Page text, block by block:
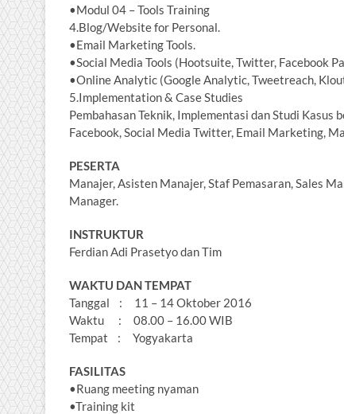
•Modul 04 – Tools Training
4.Blog/Website for Personal.
•Email Marketing Tools.
•Social Media Tools (Hootsuite, Twitter, Facebook
•Online Analytic (Google Analytic, Tweetreach,
5.Implementation & Case Studies
Pembahasan Teknik, Implementasi dan Studi
Facebook, Social Media Twitter, Email Marketing,
PESERTA
Manajer, Asisten Manajer, Staf Pemasaran, Sales
Manager.
INSTRUKTUR
Ferdian Adi Prasetyo dan Tim
WAKTU DAN TEMPAT
Tanggal : 11 – 14 Oktober 2016
Waktu : 08.00 – 16.00 WIB
Tempat : Yogyakarta
FASILITAS
•Ruang meeting nyaman
•Training kit